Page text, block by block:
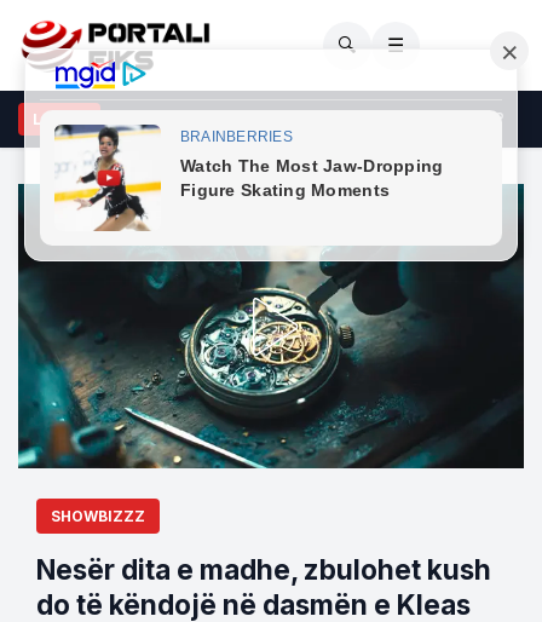
🔍 ☰
LAJME
shuan një nga mitet më të mëdha për horoskopin? Çfarë?
SHOWBIZZZ
Nesër dita e madhe, zbulohet kush
do të këndojë në dasmën e Kleas